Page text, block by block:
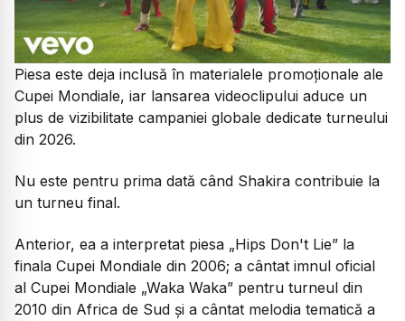
Piesa este deja inclusă în materialele promoționale ale
Cupei Mondiale, iar lansarea videoclipului aduce un
plus de vizibilitate campaniei globale dedicate turneului
din 2026.
Nu este pentru prima dată când Shakira contribuie la
un turneu final.
Anterior, ea a interpretat piesa „Hips Don't Lie” la
finala Cupei Mondiale din 2006; a cântat imnul oficial
al Cupei Mondiale „Waka Waka” pentru turneul din
2010 din Africa de Sud și a cântat melodia tematică a